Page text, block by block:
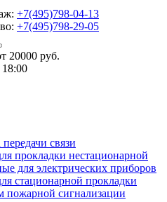
+7(495)798-04-13
+7(495)798-29-05
20000 руб.
связи
прокладки нестационарной
для электрических приборов
стационарной прокладки
пожарной сигнализации